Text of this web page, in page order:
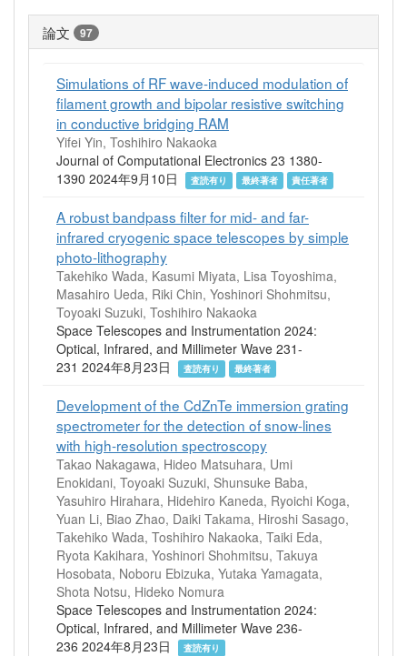
論文 97
Simulations of RF wave-induced modulation of
filament growth and bipolar resistive switching
in conductive bridging RAM
Yifei Yin, Toshihiro Nakaoka
Journal of Computational Electronics 23 1380-
1390 2024年9月10日
査読有り 最終著者 責任著者
A robust bandpass filter for mid- and far-
infrared cryogenic space telescopes by simple
photo-lithography
Takehiko Wada, Kasumi Miyata, Lisa Toyoshima,
Masahiro Ueda, Riki Chin, Yoshinori Shohmitsu,
Toyoaki Suzuki, Toshihiro Nakaoka
Space Telescopes and Instrumentation 2024:
Optical, Infrared, and Millimeter Wave 231-
231 2024年8月23日
査読有り 最終著者
Development of the CdZnTe immersion grating
spectrometer for the detection of snow-lines
with high-resolution spectroscopy
Takao Nakagawa, Hideo Matsuhara, Umi
Enokidani, Toyoaki Suzuki, Shunsuke Baba,
Yasuhiro Hirahara, Hidehiro Kaneda, Ryoichi Koga,
Yuan Li, Biao Zhao, Daiki Takama, Hiroshi Sasago,
Takehiko Wada, Toshihiro Nakaoka, Taiki Eda,
Ryota Kakihara, Yoshinori Shohmitsu, Takuya
Hosobata, Noboru Ebizuka, Yutaka Yamagata,
Shota Notsu, Hideko Nomura
Space Telescopes and Instrumentation 2024:
Optical, Infrared, and Millimeter Wave 236-
236 2024年8月23日
査読有り